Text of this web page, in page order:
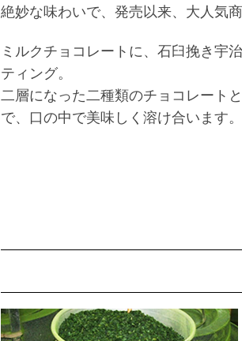
絶妙な味わいで、発売以来、大人気商
ミルクチョコレートに、石臼挽き宇
ティング。
二層になった二種類のチョコレート
で、口の中で美味しく溶け合います。